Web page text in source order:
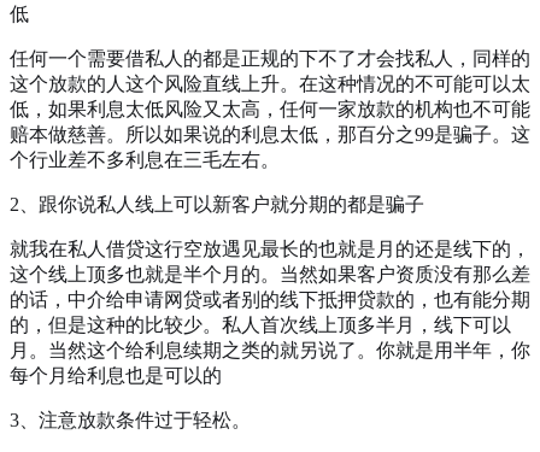
低
任何一个需要借私人的都是正规的下不了才会找私人，同样的
这个放款的人这个风险直线上升。在这种情况的不可能可以太
低，如果利息太低风险又太高，任何一家放款的机构也不可能
赔本做慈善。所以如果说的利息太低，那百分之99是骗子。这
个行业差不多利息在三毛左右。
2、跟你说私人线上可以新客户就分期的都是骗子
就我在私人借贷这行空放遇见最长的也就是月的还是线下的，
这个线上顶多也就是半个月的。当然如果客户资质没有那么差
的话，中介给申请网贷或者别的线下抵押贷款的，也有能分期
的，但是这种的比较少。私人首次线上顶多半月，线下可以
月。当然这个给利息续期之类的就另说了。你就是用半年，你
每个月给利息也是可以的
3、注意放款条件过于轻松。